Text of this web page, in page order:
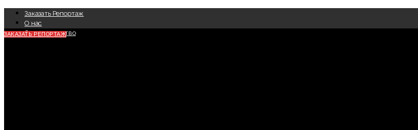
Заказать Репортаж
О нас
Сотрудничество
ЗАКАЗАТЬ РЕПОРТАЖ